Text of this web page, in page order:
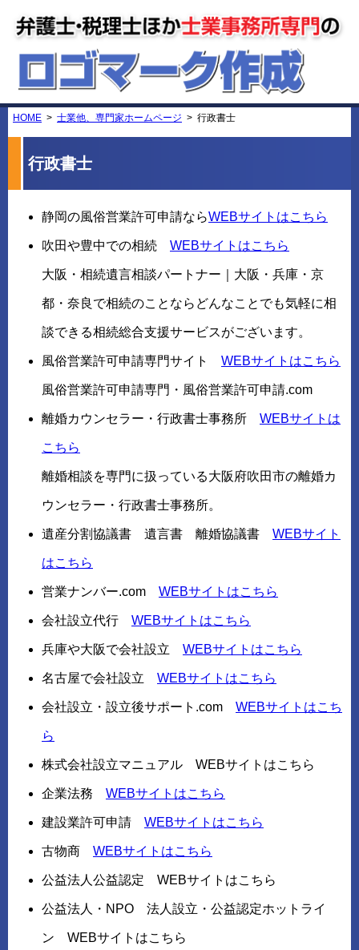
HOME 士業他、専門家ホームページ 行政書士
行政書士
静岡の風俗営業許可申請ならWEBサイトはこちら
吹田や豊中での相続 WEBサイトはこちら
大阪・相続遺言相談パートナー｜大阪・兵庫・京
都・奈良で相続のことならどんなことでも気軽に相
談できる相続総合支援サービスがございます。
風俗営業許可申請専門サイト WEBサイトはこちら
風俗営業許可申請専門・風俗営業許可申請.com
離婚カウンセラー・行政書士事務所 WEBサイトは
こちら
離婚相談を専門に扱っている大阪府吹田市の離婚カ
ウンセラー・行政書士事務所。
遺産分割協議書 遺言書 離婚協議書 WEBサイト
はこちら
営業ナンバー.com WEBサイトはこちら
会社設立代行 WEBサイトはこちら
兵庫や大阪で会社設立 WEBサイトはこちら
名古屋で会社設立 WEBサイトはこちら
会社設立・設立後サポート.com WEBサイトはこち
ら
株式会社設立マニュアル WEBサイトはこちら
企業法務 WEBサイトはこちら
建設業許可申請 WEBサイトはこちら
古物商 WEBサイトはこちら
公益法人公益認定 WEBサイトはこちら
公益法人・NPO 法人設立・公益認定ホットライ
ン WEBサイトはこちら